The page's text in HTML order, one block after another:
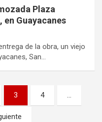
Plaza
Guayacanes
de la obra, un viejo
San…
3 4 …